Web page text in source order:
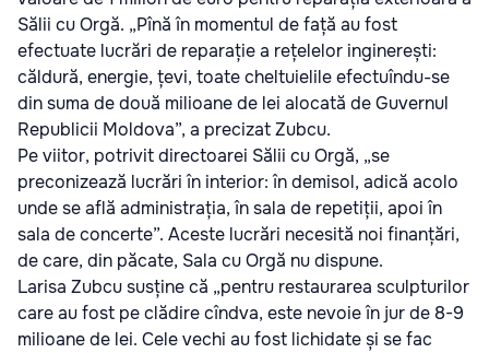
Sălii cu Orgă. „Pînă în momentul de față au fost
efectuate lucrări de reparație a rețelelor inginerești:
căldură, energie, țevi, toate cheltuielile efectuîndu-se
din suma de două milioane de lei alocată de Guvernul
Republicii Moldova”, a precizat Zubcu.
Pe viitor, potrivit directoarei Sălii cu Orgă, „se
preconizează lucrări în interior: în demisol, adică acolo
unde se află administrația, în sala de repetiții, apoi în
sala de concerte”. Aceste lucrări necesită noi finanțări,
de care, din păcate, Sala cu Orgă nu dispune.
Larisa Zubcu susține că „pentru restaurarea sculpturilor
care au fost pe clădire cîndva, este nevoie în jur de 8-9
milioane de lei. Cele vechi au fost lichidate și se fac